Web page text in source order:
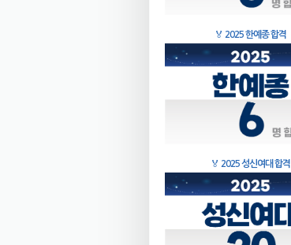
🏅 2025 한예종 합격
🏅 2025 성신여대 합격